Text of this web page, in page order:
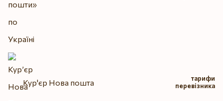
Кур'єр Нова пошта
тарифи
перевізника